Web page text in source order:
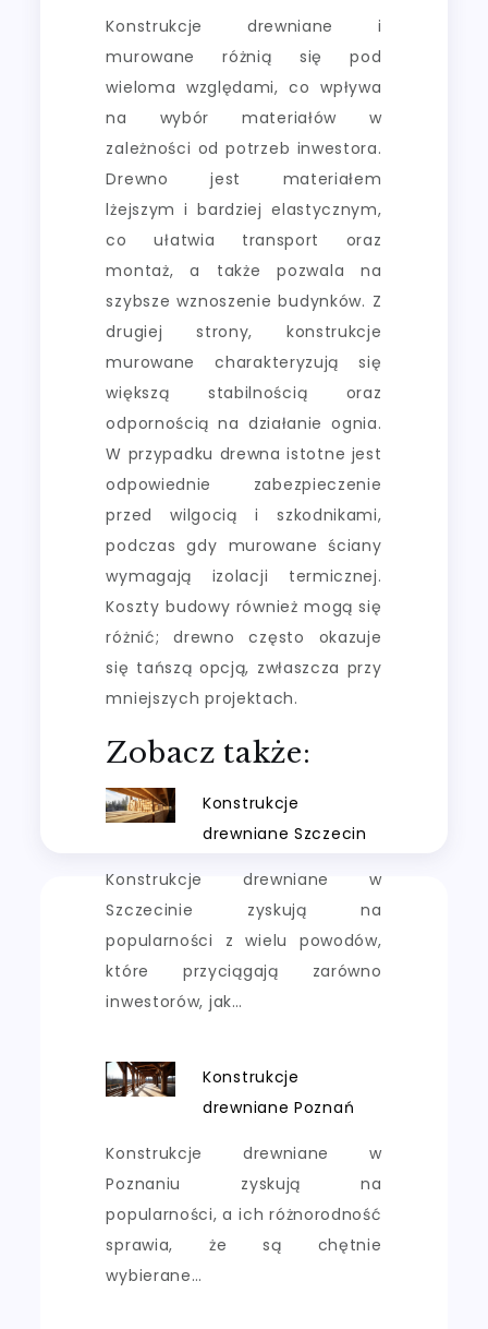
Konstrukcje drewniane i
murowane różnią się pod
wieloma względami, co wpływa
na wybór materiałów w
zależności od potrzeb inwestora.
Drewno jest materiałem
lżejszym i bardziej elastycznym,
co ułatwia transport oraz
montaż, a także pozwala na
szybsze wznoszenie budynków. Z
drugiej strony, konstrukcje
murowane charakteryzują się
większą stabilnością oraz
odpornością na działanie ognia.
W przypadku drewna istotne jest
odpowiednie zabezpieczenie
przed wilgocią i szkodnikami,
podczas gdy murowane ściany
wymagają izolacji termicznej.
Koszty budowy również mogą się
różnić; drewno często okazuje
się tańszą opcją, zwłaszcza przy
mniejszych projektach.
Zobacz także:
Konstrukcje
drewniane Szczecin
Konstrukcje drewniane w
Szczecinie zyskują na
popularności z wielu powodów,
które przyciągają zarówno
inwestorów, jak…
Konstrukcje
drewniane Poznań
Konstrukcje drewniane w
Poznaniu zyskują na
popularności, a ich różnorodność
sprawia, że są chętnie
wybierane…